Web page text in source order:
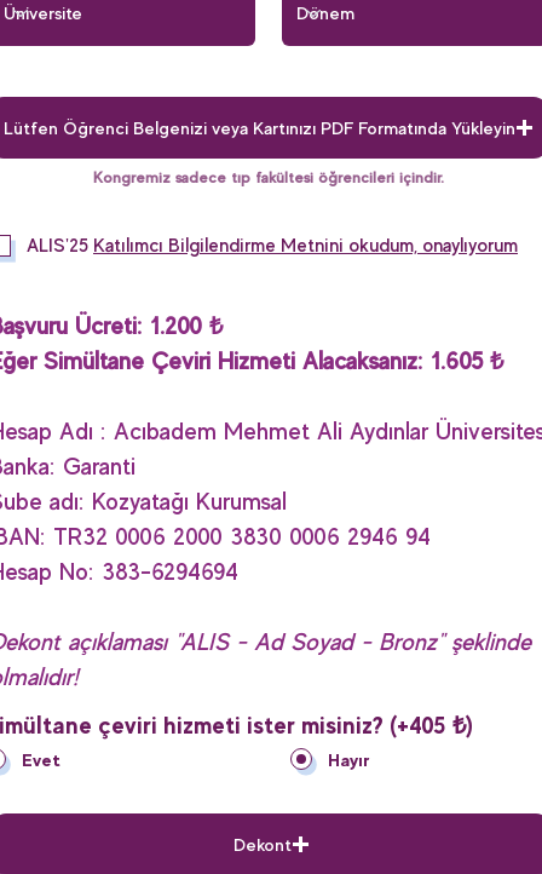
Lütfen Öğrenci Belgenizi veya Kartınızı PDF Formatında Yükleyin
Kongremiz sadece tıp fakültesi öğrencileri içindir.
ALIS'25 Katılımcı Bilgilendirme Metnini okudum, onaylıyorum
Ücreti: 1.200 ₺
Simültane Çeviri Hizmeti Alacaksanız: 1.605 ₺
Adı : Acıbadem Mehmet Ali Aydınlar
Garanti
adı: Kozyatağı Kurumsal
TR32 0006 2000 3830 0006 2946 94
No: 383-6294694
açıklaması "ALIS - Ad Soyad - Bronz" şeklinde
çeviri hizmeti ister misiniz? (+405 ₺)
Evet Hayır
Dekont